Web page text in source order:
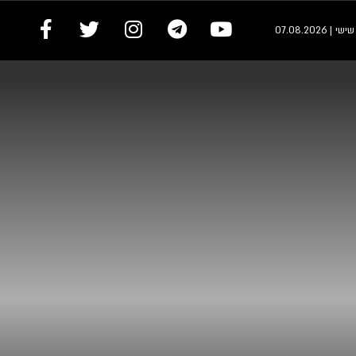
| 07.08.2026